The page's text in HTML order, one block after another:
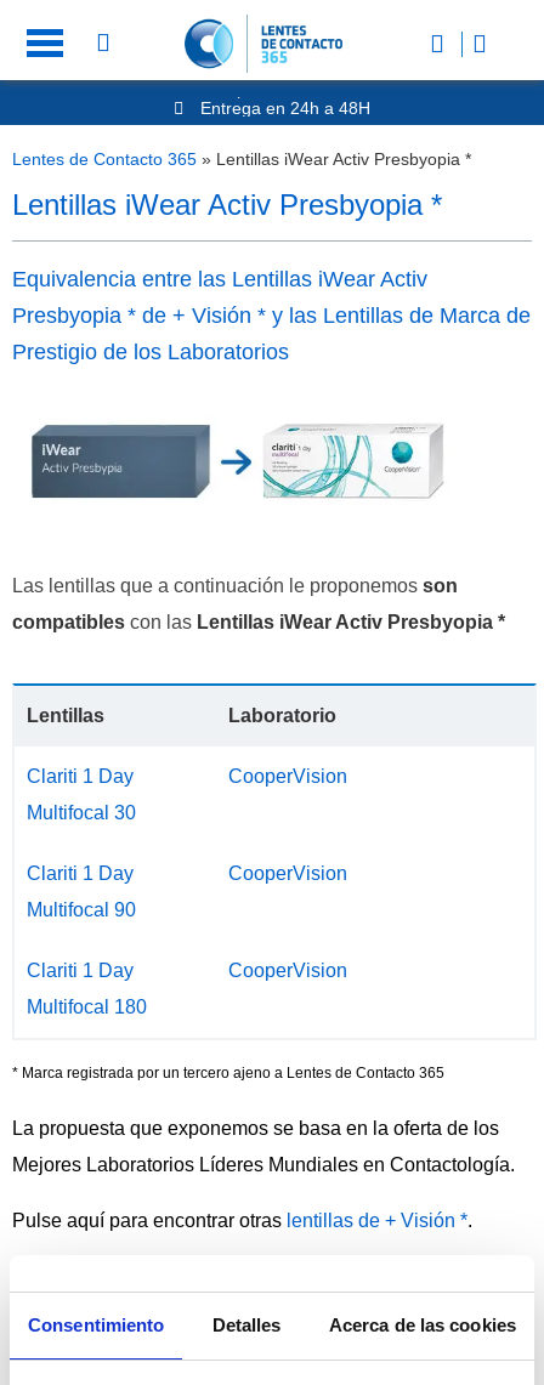
Consentimiento Detalles Acerca de las cookies
Entrega en 24h a 48H
-20% Gafas de Lectura
Nº1 en Opinión de los Clientes
Lentes de Contacto 365 » Lentillas iWear Activ Presbyopia *
Lentillas iWear Activ Presbyopia *
Equivalencia entre las Lentillas iWear Activ
Presbyopia * de + Visión * y las Lentillas de Marca de
Prestigio de los Laboratorios
Las lentillas que a continuación le proponemos son
compatibles con las Lentillas iWear Activ Presbyopia *
Lentillas Laboratorio
Clariti 1 Day
Multifocal 30
CooperVision
Clariti 1 Day
Multifocal 90
CooperVision
Clariti 1 Day
Multifocal 180
CooperVision
* Marca registrada por un tercero ajeno a Lentes de Contacto 365
La propuesta que exponemos se basa en la oferta de los
Mejores Laboratorios Líderes Mundiales en Contactología.
Pulse aquí para encontrar otras lentillas de + Visión *.
Ayuda Personalizada de Apoyo en su PRIMERA